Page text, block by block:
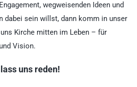
wegweisenden Ideen und
dabei sein willst, dann komm in unser
Kirche mitten im Leben – für
Vision.
uns reden!